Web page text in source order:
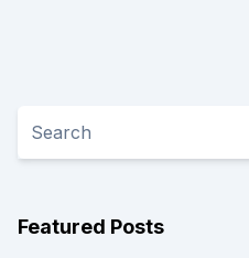
Featured Posts